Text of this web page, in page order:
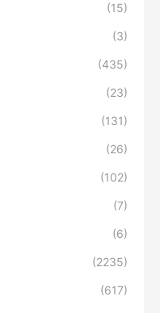
(15)
(3)
(435)
(23)
(131)
(26)
(102)
(7)
(6)
(2235)
(617)